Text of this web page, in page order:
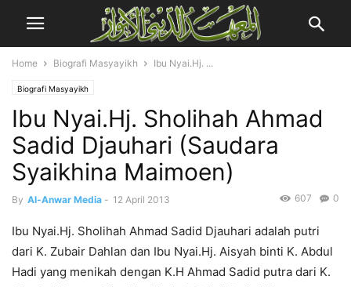
Home Biografi Masyayikh Ibu Nyai.Hj. ...
Biografi Masyayikh
Ibu Nyai.Hj. Sholihah Ahmad
Sadid Djauhari (Saudara
Syaikhina Maimoen)
By Al-Anwar Media - 12 April 2013 0
607
Ibu Nyai.Hj. Sholihah Ahmad Sadid Djauhari adalah putri
dari K. Zubair Dahlan dan Ibu Nyai.Hj. Aisyah binti K. Abdul
Hadi yang menikah dengan K.H Ahmad Sadid putra dari K.